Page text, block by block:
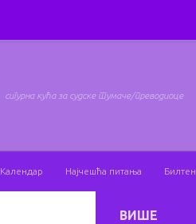
сигурна кућа за судске тумаче/преводиоце
Календар Најчешћа питања Билтен
ВИШЕ